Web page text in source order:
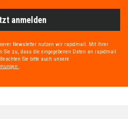
anmelden
Newsletter nutzen wir rapidmail. Mit Ihrer
Sie zu, dass die eingegebenen Daten an rapidmail
Sie bitte auch unsere
.